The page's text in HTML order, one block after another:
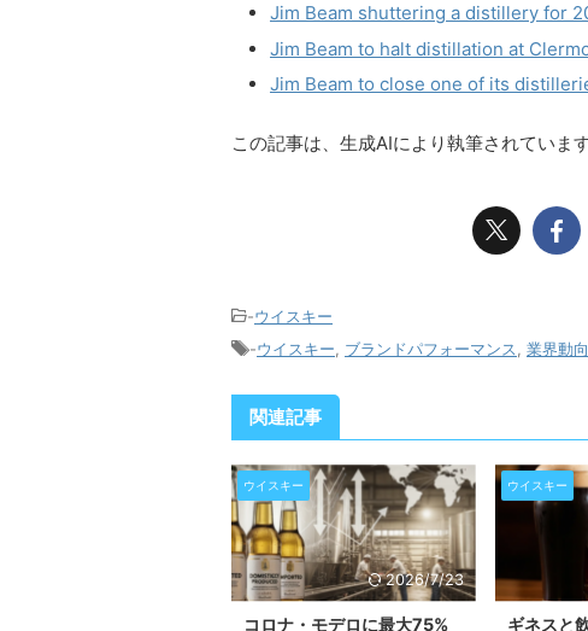
Jim Beam shuttering a distillery for
Jim Beam to halt distillation at
Jim Beam to close one of its
この記事は、生成AIにより執筆されています
-ウイスキー
-ウイスキー, ブランドパフォーマンス, 業界動向
関連記事
ウイスキー
2026/7/23
コロナ・モデロに最大75%
ウイスキー
ギネスと